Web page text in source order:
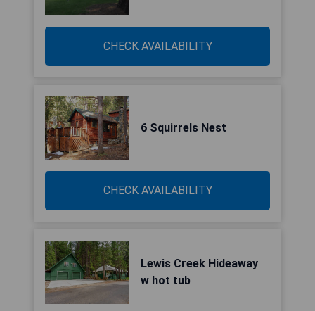
CHECK AVAILABILITY
6 Squirrels Nest
CHECK AVAILABILITY
Lewis Creek Hideaway
w hot tub